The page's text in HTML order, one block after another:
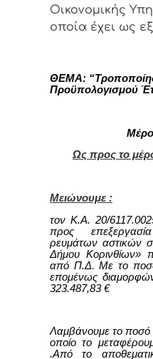
Οικονομικής
οποία έχει ως
ΘΕΜΑ:
Προϋπολογισμού
Ως προς το
Μειώνουμε :
τον Κ.Α. 20/
προς
ρευμάτων αστικών
Δήμου Κορινθίων»
από Π.Δ. Με το
επομένως
323.487,83 €
Λαμβάνουμε το
οποίο το
.Από το